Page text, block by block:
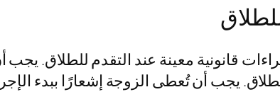
قانونية معينة عند التقدم
يجب أن تُعطى الزوجة إشعارًا ببدء